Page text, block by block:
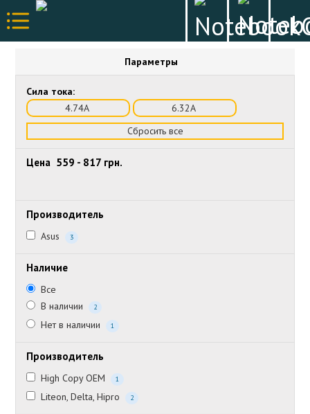
Параметры
Сила тока:
4.74А
6.32А
Сбросить все
Цена 559 - 817 грн.
Производитель
Asus 3
Наличие
Все
В наличии
2
Нет в наличии 1
Производитель
High Copy OEM 1
Liteon, Delta, Hipro 2